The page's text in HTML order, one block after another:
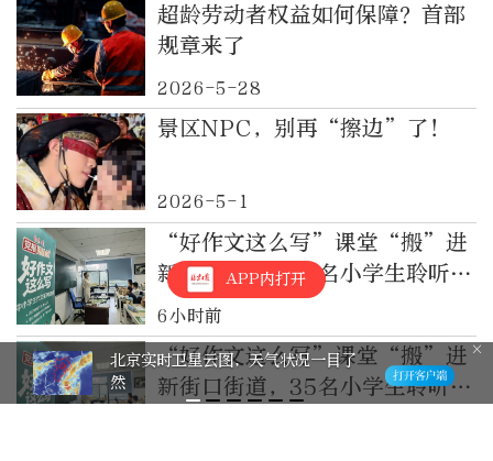
超龄劳动者权益如何保障？首部
规章来了
2026-5-28
景区NPC，别再“擦边”了！
2026-5-1
“好作文这么写”课堂“搬”进
新街口街道，35名小学生聆听如
何写“活”身边人
6小时前
“好作文这么写”课堂“搬”进
新街口街道，35名小学生聆听如
APP内打开
图，天气状况一目了
棋缘！晒出
活动邀您参